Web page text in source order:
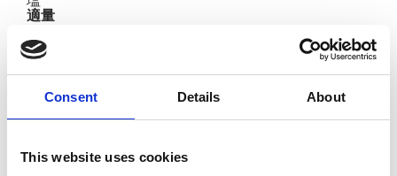
Consent Details About
This website uses cookies
適量
生イワシ
280G
紫じゃがいも
120 G
準備